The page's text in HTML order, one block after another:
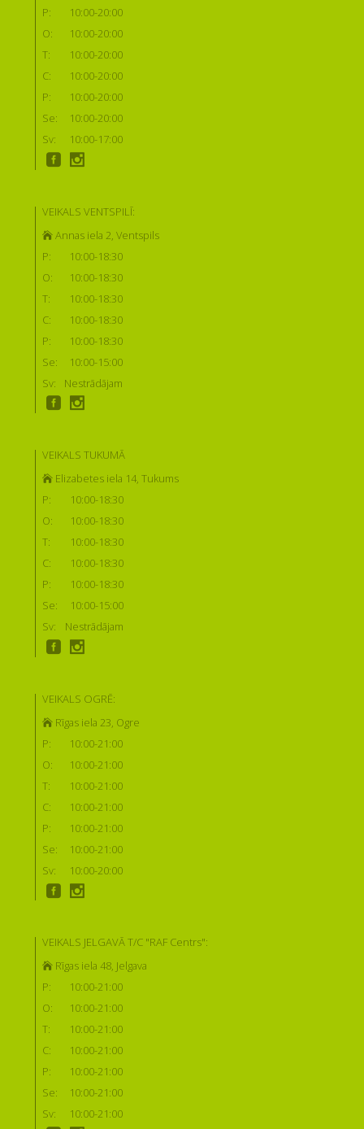
P:
10:00-20:00
O:
10:00-20:00
T:
10:00-20:00
C:
10:00-20:00
P:
10:00-20:00
Se:
10:00-20:00
Sv:
10:00-17:00
VEIKALS VENTSPILĪ:
Annas iela 2, Ventspils
P:
10:00-18:30
O:
10:00-18:30
T:
10:00-18:30
C:
10:00-18:30
P:
10:00-18:30
Se:
10:00-15:00
Sv:
Nestrādājam
VEIKALS TUKUMĀ
Elizabetes iela 14, Tukums
P:
10:00-18:30
O:
10:00-18:30
T:
10:00-18:30
C:
10:00-18:30
P:
10:00-18:30
Se:
10:00-15:00
Sv:
Nestrādājam
VEIKALS OGRĒ:
Rīgas iela 23, Ogre
P:
10:00-21:00
O:
10:00-21:00
T:
10:00-21:00
C:
10:00-21:00
P:
10:00-21:00
Se:
10:00-21:00
Sv:
10:00-20:00
VEIKALS JELGAVĀ T/C "RAF Centrs":
Rīgas iela 48, Jelgava
P:
10:00-21:00
O:
10:00-21:00
T:
10:00-21:00
C:
10:00-21:00
P:
10:00-21:00
Se:
10:00-21:00
Sv:
10:00-21:00